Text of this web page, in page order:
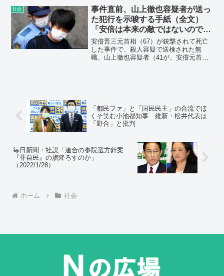
を変える必要がありそうだ。
社会
事件直前、山上徹也容疑者が送っ
た犯行を示唆する手紙（全文）
「安倍は本来の敵ではないので
す。あくまでも・・」
安倍晋三元首相（67）が銃撃されて死亡
した事件で、殺人容疑で送検された無
職、山上徹也容疑者（41が、安倍元首相
「都民ファ」と「国民民主」の合流でほ
くそ笑む小池都知事 維新・松井代表は
「野合」と批判
毎日新聞・社説「連合の参院選方針案
『非自民』の旗降ろすのか」
（2022/1/28）
ホーム 社会